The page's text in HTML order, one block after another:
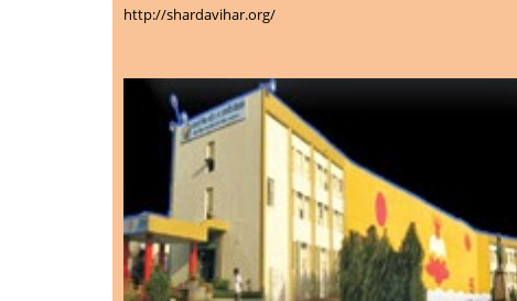
http://shardavihar.org/